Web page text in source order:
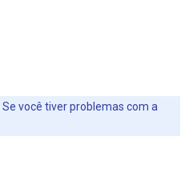
você tiver problemas com a